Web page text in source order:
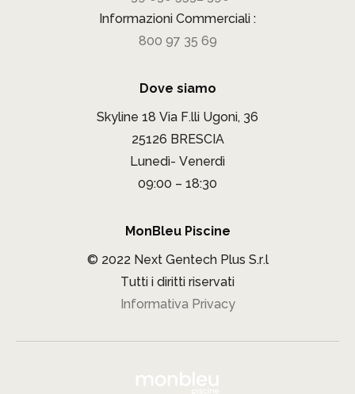
Informazioni Commerciali :
800 97 35 69
Dove siamo
Skyline 18 Via F.lli Ugoni, 36
25126 BRESCIA
Lunedì- Venerdì
09:00 – 18:30
MonBleu Piscine
© 2022 Next Gentech Plus S.r.l
Tutti i diritti riservati
Informativa Privacy